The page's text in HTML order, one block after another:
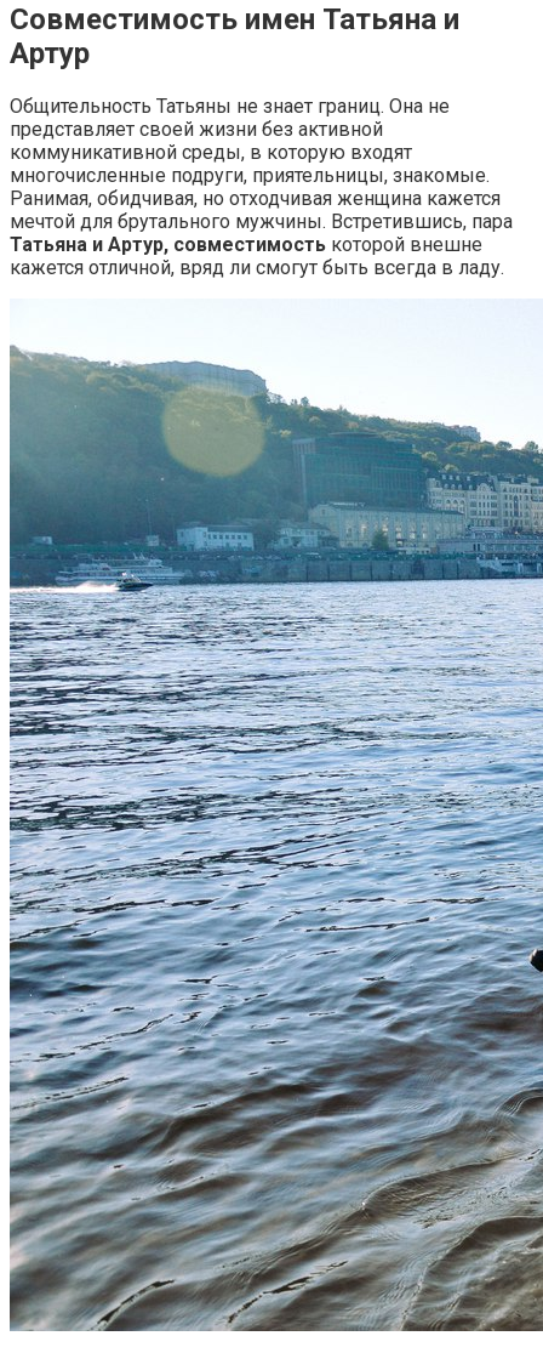
Совместимость имен Татьяна и
Артур
Общительность Татьяны не знает границ. Она не
представляет своей жизни без активной
коммуникативной среды, в которую входят
многочисленные подруги, приятельницы, знакомые.
Ранимая, обидчивая, но отходчивая женщина кажется
мечтой для брутального мужчины. Встретившись, пара
Татьяна и Артур, совместимость которой внешне
кажется отличной, вряд ли смогут быть всегда в ладу.